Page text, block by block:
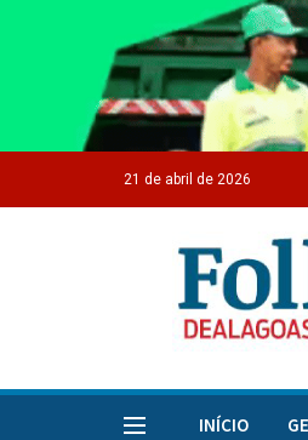
21 de abril de 2026
INÍCIO